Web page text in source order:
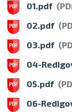
01.pdf
02.pdf
03.pdf
04-
05.pdf
06-